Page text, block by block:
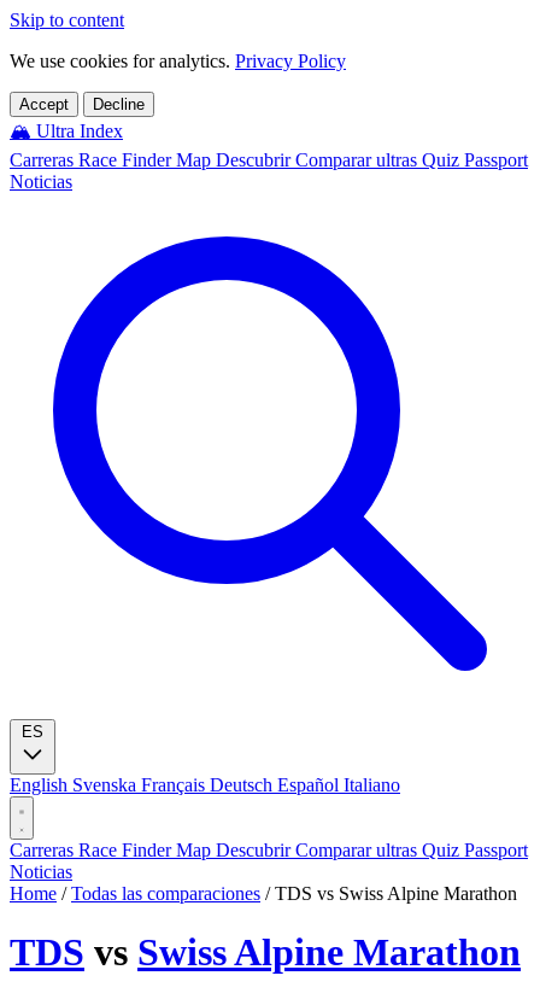
Skip to content
We use cookies for analytics. Privacy Policy
Accept Decline
🏔️ Ultra Index
Carreras Race FinderMap DescubrirComparar ultras Quiz Passport
Noticias
English Svenska Français Deutsch Español Italiano
Carreras Race FinderMap DescubrirComparar ultras Quiz Passport
Noticias
Home / Todas las comparaciones / TDS vs Swiss Alpine Marathon
TDS vs Swiss Alpine Marathon